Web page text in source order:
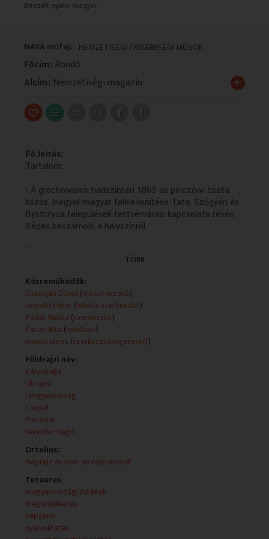
Beszélt nyelv: magyar
NAVA műfaj: NEMZETISÉGI / KISEBBSÉGI MŰSOR
Főcím: Rondó
Alcím: Nemzetiségi magazin +
Fő leírás:
Tartalom:
- A grochowiskói hadszíntéri 1863-as pinczówi csata
közös, lnegyel-magyar felelevenítése Tata, Szőgyén és
Bystrzyca települések testvérvárosi kapcsolata révén.
Képes beszámoló a helyszínről.
- A Malko Teatro "Éltem és..." című, háromnyelvű
(német, bolgár és magyar) produkciója - összeállítás
- Kovács Sándor Verecke című könyve. Beszélgetés a
szerzővel. Részlet a könyvből.
- Görög hírek:
- A Fővárosi Görög Önkormányzat majálist rendez.
- Papageorgiu Andrea "Nagyvárosi vadon" című
kiállítása a Saint Galériában.
- A Görögség Háza Alapítvány sportnapja
Pestszentlőrincen.
- Ruszin hírek:
- Találkozó a kisebbségi választások aktualitásainak
- Ruszin Nemzeti Ünnep Pécsett.
- Bolgár hírek:
- Tanulmányi kiránduláson Bulgáriában a Bolgár
Nyelvoktató Kisebbségi Iskola diájkai.
- "A bolgárkertészet emlékei Zuglóban" - kiállítás a
Kassák Klubban.
...
TÖBB
Közreműködők:
Dzsotján Dávid (műsorvezető)
Leipold Péter(felelős szerkesztő)
Pádár Márta (szerkesztő)
Pászti Rita (rendező)
Havasi János (szerkesztőségvezető)
Földrajzi név:
Kárpátalja
Ukrajna
Lengyelország
Csepel
Pinczów
Vereckei-hágó
Ortelius:
Néprajz és hon- és népismeret
Tezaurus:
magyarországi rutének
megemlékezés
népzene
nyelvoktatás